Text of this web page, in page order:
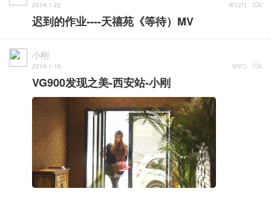
2014-1-22 6
1271
迟到的作业----天禧苑《等待）MV
小刚
2014-1-16 6
972
VG900发现之美-西安站-小刚